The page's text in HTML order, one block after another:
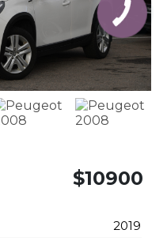
$10900
2019